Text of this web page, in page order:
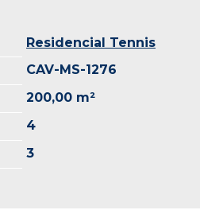
Residencial Tennis
CAV-MS-1276
200,00 m²
4
3